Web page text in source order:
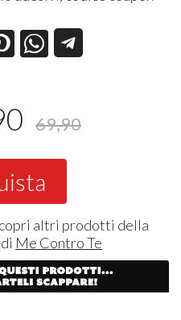
69,90
altri prodotti della
Me Contro Te